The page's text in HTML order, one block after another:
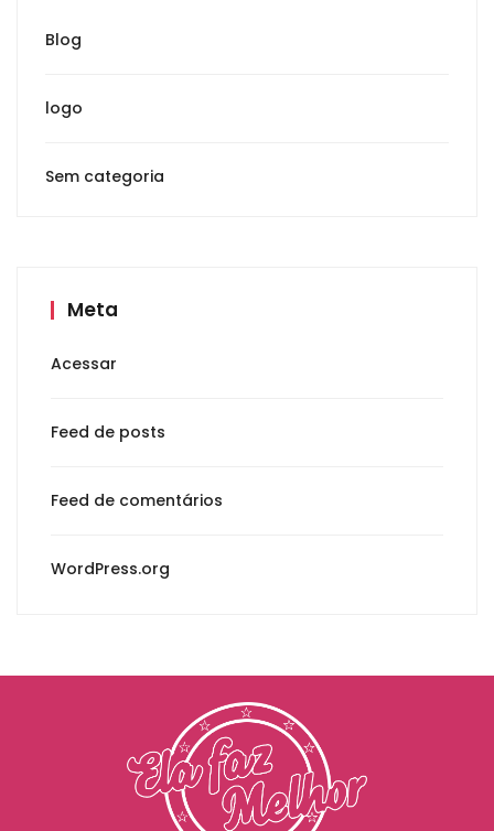
Blog
logo
Sem categoria
Meta
Acessar
Feed de posts
Feed de comentários
WordPress.org